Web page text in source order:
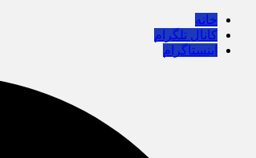
خانه
کانال تلگرام
اینستاگرام